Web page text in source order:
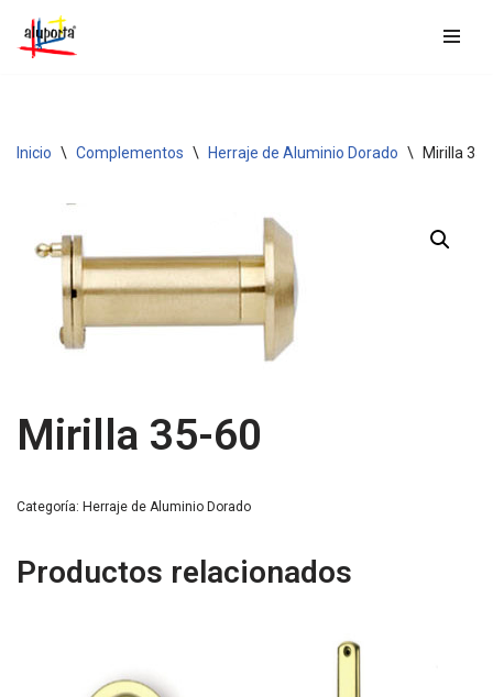
Saltar
Inicio \ Complementos \ Herraje de Aluminio Dorado \ Mirilla
Mirilla 35-60
Categoría: Herraje de Aluminio Dorado
Productos relacionados